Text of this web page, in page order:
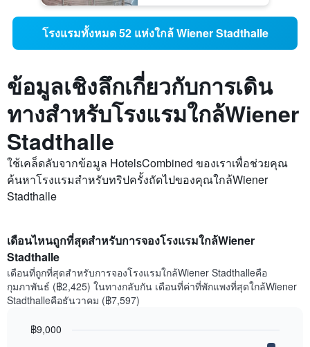
โรงแรมทั้งหมด 52 แห่งใกล้ Wiener Stadthalle
ข้อมูลเชิงลึกเกี่ยวกับการเดิน
ทางสำหรับโรงแรมใกล้Wiener
Stadthalle
ใช้เคล็ดลับจากข้อมูล HotelsCombined ของเราเพื่อช่วยคุณ
ค้นหาโรงแรมสำหรับทริปครั้งถัดไปของคุณใกล้Wiener
Stadthalle
เดือนไหนถูกที่สุดสำหรับการจองโรงแรมใกล้Wiener
Stadthalle
เดือนที่ถูกที่สุดสำหรับการจองโรงแรมใกล้Wiener Stadthalleคือ
กุมภาพันธ์ (฿2,425) ในทางกลับกัน เดือนที่ค่าที่พักแพงที่สุดใกล้Wiener
Stadthalleคือธันวาคม (฿7,597)
฿9,000